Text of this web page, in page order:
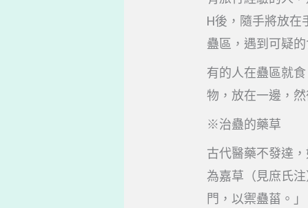
H後，隨手將放在
蠱區，遇到可疑
有的人在蠱區就
物，放在一邊，
※治蠱的藥草
古代醫藥不發達
為嘉草（見庶氏
門，以禦蠱菑。